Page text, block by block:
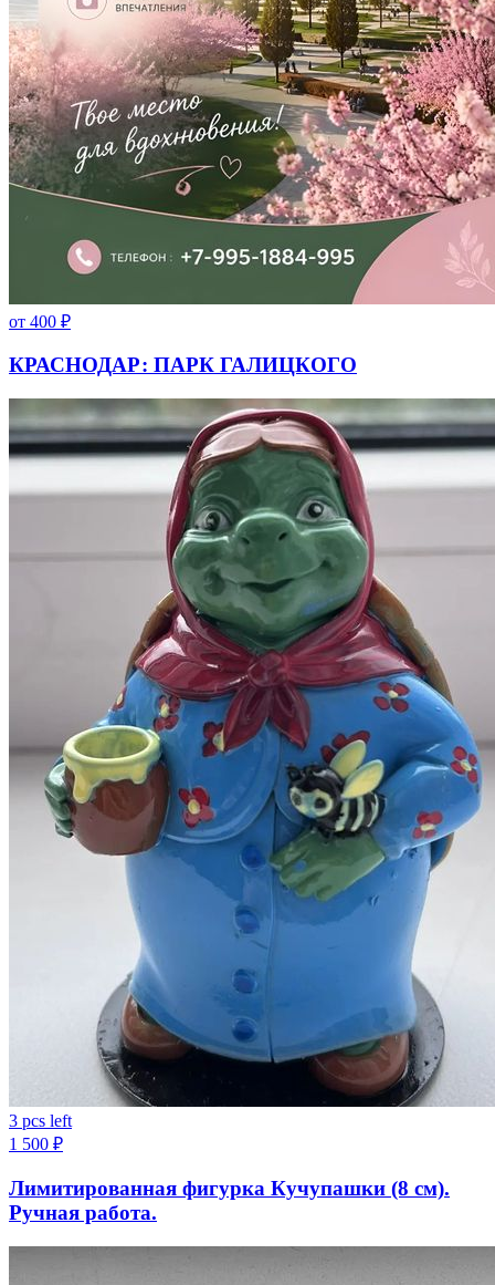
от 400 ₽
КРАСНОДАР: ПАРК ГАЛИЦКОГО
3 pcs left
1 500 ₽
Лимитированная фигурка Кучупашки (8 см).
Ручная работа.